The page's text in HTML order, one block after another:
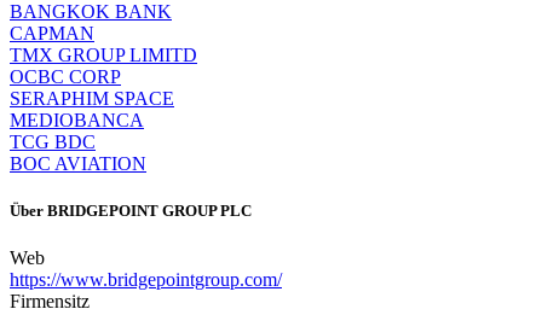
BANGKOK BANK
CAPMAN
TMX GROUP LIMITD
OCBC CORP
SERAPHIM SPACE
MEDIOBANCA
TCG BDC
BOC AVIATION
Über BRIDGEPOINT GROUP PLC
Web
https://www.bridgepointgroup.com/
Firmensitz